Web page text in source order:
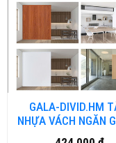
GALA-DIVID.HM
NHỰA VÁCH NGĂN
2 MẶT